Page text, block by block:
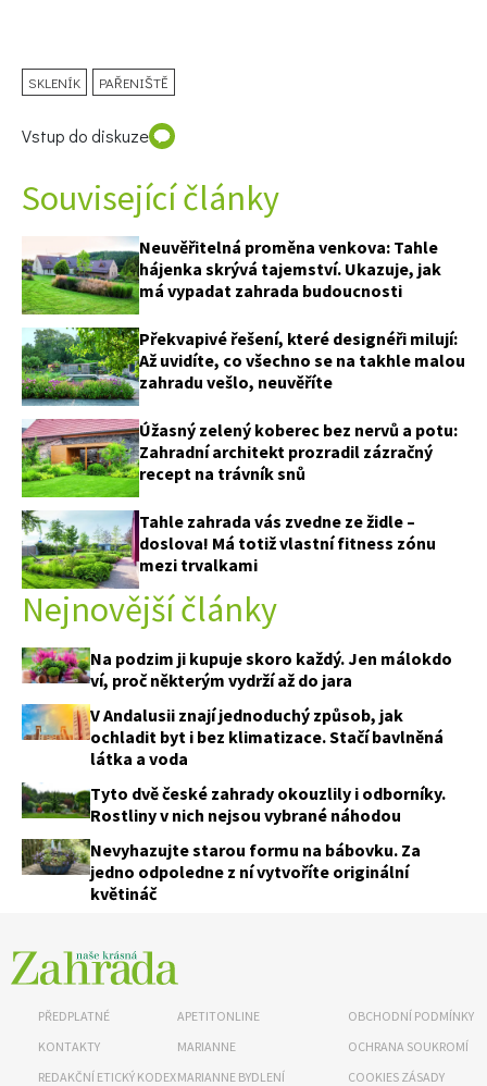
65 Kč
Objednat >
Naše krásná zahrada Speciál
74 Kč
SKLENÍK PAŘENIŠTĚ
Vstup do diskuze
Související články
Neuvěřitelná proměna venkova: Tahle
hájenka skrývá tajemství. Ukazuje, jak
má vypadat zahrada budoucnosti
Překvapivé řešení, které designéři milují:
Až uvidíte, co všechno se na takhle malou
zahradu vešlo, neuvěříte
Úžasný zelený koberec bez nervů a potu:
Zahradní architekt prozradil zázračný
recept na trávník snů
Tahle zahrada vás zvedne ze židle –
doslova! Má totiž vlastní fitness zónu
mezi trvalkami
Nejnovější články
Na podzim ji kupuje skoro každý. Jen málokdo
ví, proč některým vydrží až do jara
V Andalusii znají jednoduchý způsob, jak
ochladit byt i bez klimatizace. Stačí bavlněná
látka a voda
Tyto dvě české zahrady okouzlily i odborníky.
Rostliny v nich nejsou vybrané náhodou
Nevyhazujte starou formu na bábovku. Za
jedno odpoledne z ní vytvoříte originální
květináč
PŘEDPLATNÉ
KONTAKTY
REDAKČNÍ ETICKÝ KODEX
APETITONLINE
MARIANNE
MARIANNE BYDLENÍ
OBCHODNÍ PODMÍNKY
OCHRANA SOUKROMÍ
COOKIES ZÁSADY